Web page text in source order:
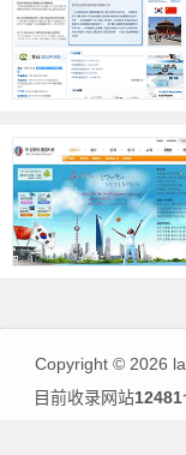
Copyright ©2026
目前收录网站12481